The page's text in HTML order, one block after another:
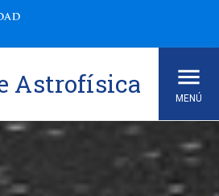
Astrofísica MENÚ